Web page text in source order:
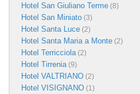
Hotel San Giuliano Terme (8)
Hotel San Miniato (3)
Hotel Santa Luce (2)
Hotel Santa Maria a Monte (2)
Hotel Terricciola (2)
Hotel Tirrenia (9)
Hotel VALTRIANO (2)
Hotel VISIGNANO (1)